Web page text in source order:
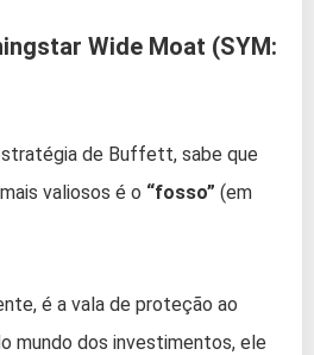
Wide Moat (SYM:
de Buffett, sabe que
valiosos é o “fosso” (em
é a vala de proteção ao
mundo dos investimentos, ele